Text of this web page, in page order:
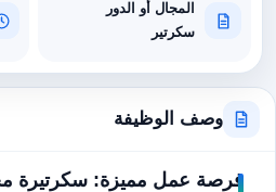
المجال أو الدور
سكرتير
وصف الوظيفة
فرصة عمل مميزة: سكرتيرة